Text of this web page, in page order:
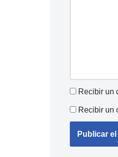
Recibir un
Recibir un